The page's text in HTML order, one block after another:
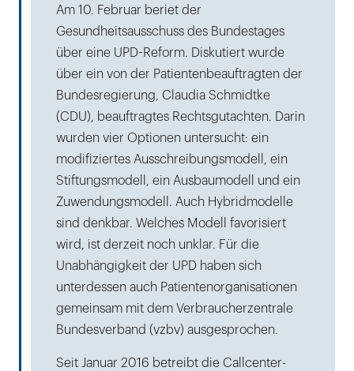
Am 10. Februar beriet der
Gesundheitsausschuss des Bundestages
über eine UPD-Reform. Diskutiert wurde
über ein von der Patientenbeauftragten der
Bundesregierung, Claudia Schmidtke
(CDU), beauftragtes Rechtsgutachten. Darin
wurden vier Optionen untersucht: ein
modifiziertes Ausschreibungsmodell, ein
Stiftungsmodell, ein Ausbaumodell und ein
Zuwendungsmodell. Auch Hybridmodelle
sind denkbar. Welches Modell favorisiert
wird, ist derzeit noch unklar. Für die
Unabhängigkeit der UPD haben sich
unterdessen auch Patientenorganisationen
gemeinsam mit dem Verbraucherzentrale
Bundesverband (vzbv) ausgesprochen.
Seit Januar 2016 betreibt die Callcenter-